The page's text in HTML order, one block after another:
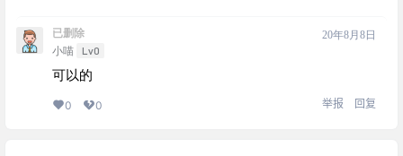
已删除
小喵
Lv0
20年8月8日
可以的
0 0 举报 回复